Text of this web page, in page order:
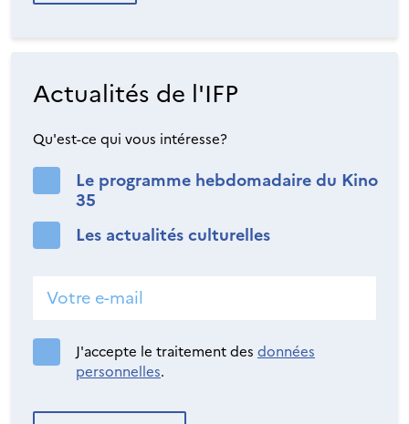
Actualités de l'IFP
Qu'est-ce qui vous intéresse?
Le programme hebdomadaire du Kino
35
Les actualités culturelles
J'accepte le traitement des données
personnelles.